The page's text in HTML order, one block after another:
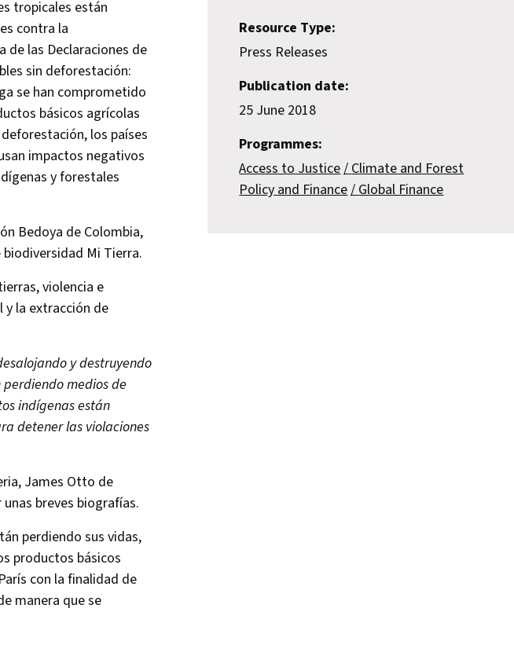
tropicales están
contra la
de las Declaraciones de
sin deforestación:
se han comprometido
básicos agrícolas
los países
impactos negativos
y forestales
Bedoya de Colombia,
Mi Tierra.
violencia e
y la extracción de
y destruyendo
medios de
indígenas están
detener las violaciones
James Otto de
breves biografías.
perdiendo sus vidas,
productos básicos
con la finalidad de
manera que se
Resource Type:
Press Releases
Publication date:
25 June 2018
Programmes:
Access to Justice Climate and Forest
Policy and Finance Global Finance